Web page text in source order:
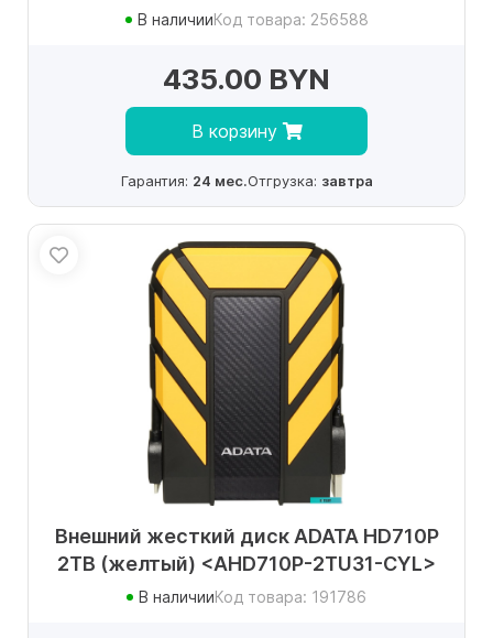
В наличииКод товара: 256588
435.00 BYN
В корзину
Гарантия: 24 мес.Отгрузка: завтра
Внешний жесткий диск ADATA HD710P
2TB (желтый) <AHD710P-2TU31-CYL>
В наличииКод товара: 191786